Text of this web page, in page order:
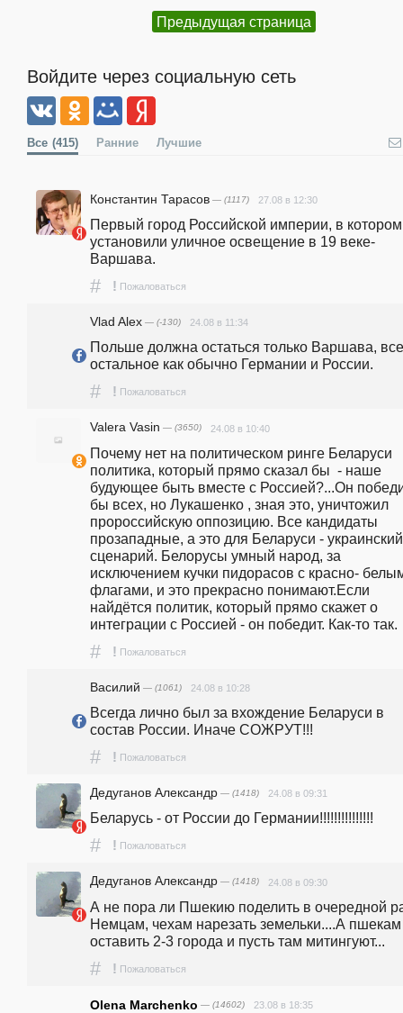
Предыдущая страница
Войдите через социальную сеть
Все (415) Ранние Лучшие
Константин Тарасов — (1117) 27.08 в 12:30
Первый город Российской империи, в котором
установили уличное освещение в 19 веке-
Варшава.
# ! Пожаловаться
Vlad Alex — (-130) 24.08 в 11:34
Польше должна остаться только Варшава, все
остальное как обычно Германии и России.
# ! Пожаловаться
Valera Vasin — (3650) 24.08 в 10:40
Почему нет на политическом ринге Беларуси
политика, который прямо сказал бы  - наше
будующее быть вместе с Россией?...Он
бы всех, но Лукашенко , зная это, уничтожил
пророссийскую оппозицию. Все кандидаты
прозападные, а это для Беларуси - украинский
сценарий. Белорусы умный народ, за
исключением кучки пидорасов с красно-
флагами, и это прекрасно понимают.Если
найдётся политик, который прямо скажет о
интеграции с Россией - он победит. Как-то так.
# ! Пожаловаться
Василий — (1061) 24.08 в 10:28
Всегда лично был за вхождение Беларуси в
состав России. Иначе СОЖРУТ!!!
# ! Пожаловаться
Дедуганов Александр — (1418) 24.08 в 09:31
Беларусь - от России до Германии!!!!!!!!!!!!!!!
# ! Пожаловаться
Дедуганов Александр — (1418) 24.08 в 09:30
А не пора ли Пшекию поделить в очередной
Немцам, чехам нарезать земельки....А пшекам
оставить 2-3 города и пусть там митингуют...
# ! Пожаловаться
Olena Marchenko — (14602) 23.08 в 18:35